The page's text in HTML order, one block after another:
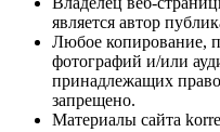
является автор
Любое копирование,
фотографий и/или
принадлежащих
запрещено.
Материалы сайта